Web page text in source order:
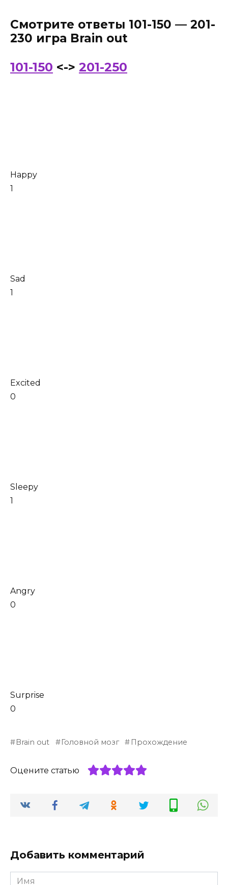
Смотрите ответы 101-150 — 201-
230 игра Brain out
101-150 <-> 201-250
Happy
1
Sad
1
Excited
0
Sleepy
1
Angry
0
Surprise
0
Brain out Головной мозг Прохождение
Оцените статью
Добавить комментарий
Имя